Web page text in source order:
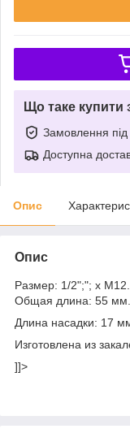
Що таке купити
Замовлення під
Доступна
Опис
Опис
Размер: 1/2";"; х M12.
Общая длина: 55 мм.
Длина насадки: 17
Изготовлена из
]]>